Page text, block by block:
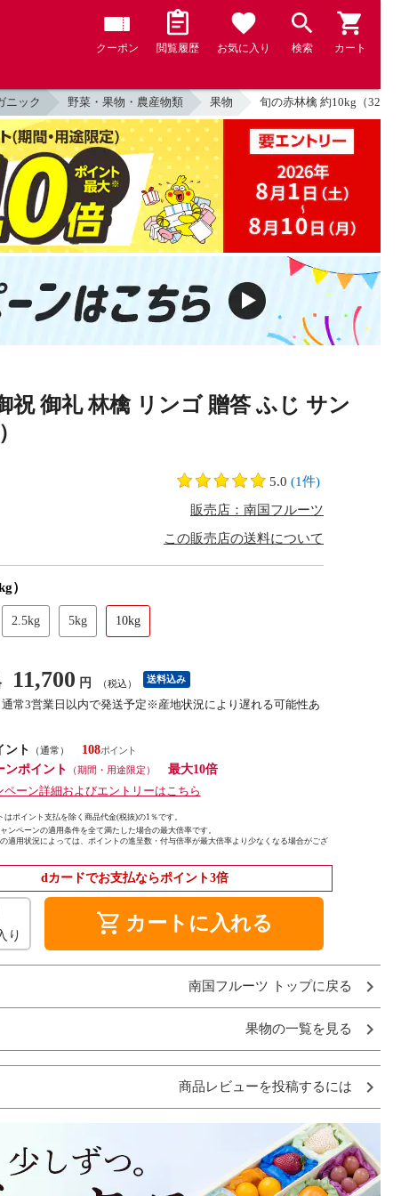
クーポン 閲覧履歴 お気に入り 検索 カート
ニック 野菜・果物・農産物類 果物 旬の赤林檎 約10kg（32-40
祝 御礼 林檎 リンゴ 贈答 ふじ サン
5.0 (1件)
販売店：南国フルーツ
この販売店の送料について
）
2.5kg 5kg 10kg
11,700 円 （税込） 送料込み
通常3営業日以内で発送予定※産地状況により遅れる可能性あ
ント
（通常）
108
ンポイント
（期間・用途限定）
最大10倍
ペーン詳細およびエントリーはこちら
ポイント支払を除く商品代金(税抜)の1％です。
ンペーンの適用条件を全て満たした場合の最大倍率です。
適用状況によっては、ポイントの進呈数・付与倍率が最大倍率より少なくなる場合がござ
dカードでお支払ならポイント3倍
り shopping_cart カートに入れる
南国フルーツ トップに戻る
果物の一覧を見る
商品レビューを投稿するには